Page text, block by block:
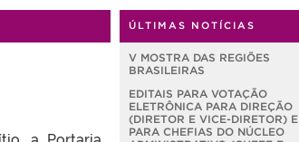
ÚLTIMAS NOTÍCIAS
V MOSTRA DAS REGIÕES
BRASILEIRAS
EDITAIS PARA VOTAÇÃO
ELETRÔNICA PARA DIREÇÃO
(DIRETOR E VICE-DIRETOR) E
PARA CHEFIAS DO NÚCLEO